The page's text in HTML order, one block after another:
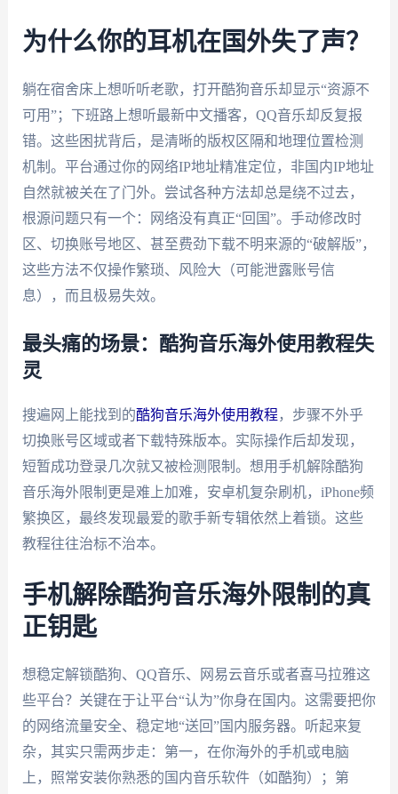
为什么你的耳机在国外失了声？
躺在宿舍床上想听听老歌，打开酷狗音乐却显示“资源不
可用”；下班路上想听最新中文播客，QQ音乐却反复报
错。这些困扰背后，是清晰的版权区隔和地理位置检测
机制。平台通过你的网络IP地址精准定位，非国内IP地址
自然就被关在了门外。尝试各种方法却总是绕不过去，
根源问题只有一个：网络没有真正“回国”。手动修改时
区、切换账号地区、甚至费劲下载不明来源的“破解版”，
这些方法不仅操作繁琐、风险大（可能泄露账号信
息），而且极易失效。
最头痛的场景：酷狗音乐海外使用教程失
灵
搜遍网上能找到的酷狗音乐海外使用教程 ，步骤不外乎
切换账号区域或者下载特殊版本。实际操作后却发现，
短暂成功登录几次就又被检测限制。想用手机解除酷狗
音乐海外限制更是难上加难，安卓机复杂刷机，iPhone频
繁换区，最终发现最爱的歌手新专辑依然上着锁。这些
教程往往治标不治本。
手机解除酷狗音乐海外限制的真
正钥匙
想稳定解锁酷狗、QQ音乐、网易云音乐或者喜马拉雅这
些平台？关键在于让平台“认为”你身在国内。这需要把你
的网络流量安全、稳定地“送回”国内服务器。听起来复
杂，其实只需两步走：第一，在你海外的手机或电脑
上，照常安装你熟悉的国内音乐软件（如酷狗）；第